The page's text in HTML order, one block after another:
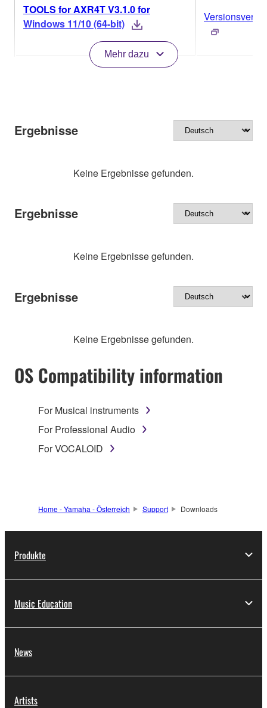
TOOLS for AXR4T V3.1.0 for
Windows 11/10 (64-bit)
Mehr dazu
Ergebnisse
Keine Ergebnisse gefunden.
Ergebnisse
Keine Ergebnisse gefunden.
Ergebnisse
Keine Ergebnisse gefunden.
OS Compatibility information
For Musical instruments
For Professional Audio
For VOCALOID
Home - Yamaha - Österreich Support Downloads
Produkte
Music Education
News
Artists